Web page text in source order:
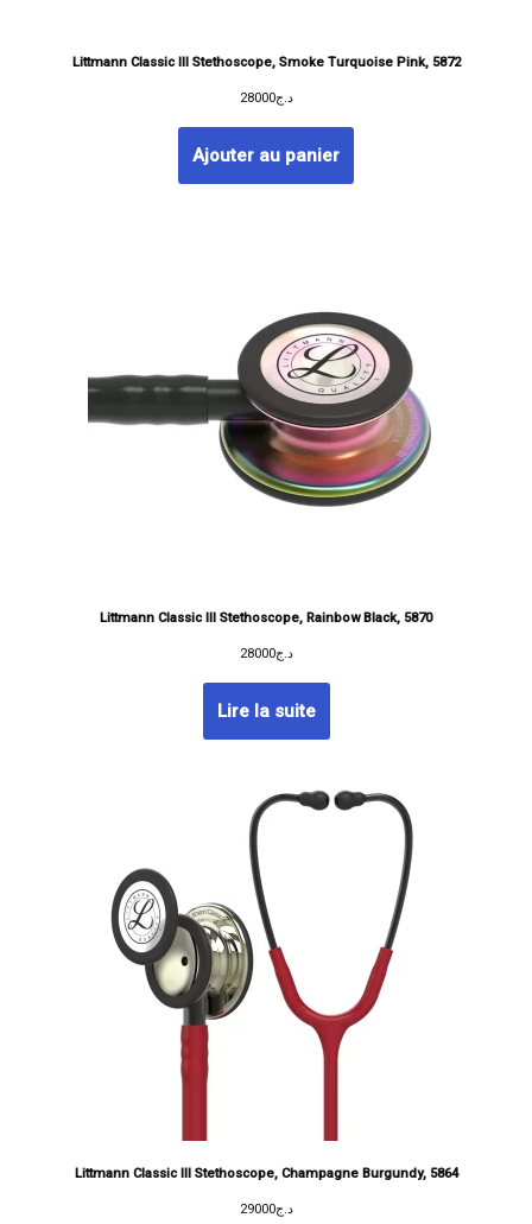
Littmann Classic III Stethoscope, Smoke Turquoise Pink, 5872
د.ج28000
Ajouter au panier
Littmann Classic III Stethoscope, Rainbow Black, 5870
د.ج28000
Lire la suite
Littmann Classic III Stethoscope, Champagne Burgundy, 5864
د.ج29000